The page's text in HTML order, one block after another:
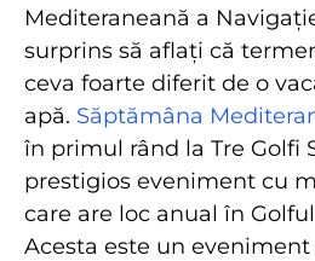
Mediteraneană a
surprins să aflați că
ceva foarte diferit de o
apă. Săptămâna
în primul rând la Tre Golfi
prestigios eveniment cu
care are loc anual în
Acesta este un eveniment